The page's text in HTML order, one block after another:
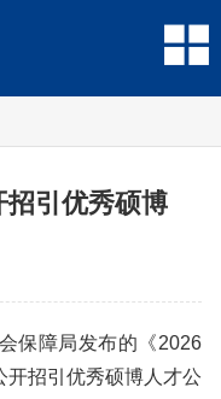
招引优秀硕博
保障局发布的《2026
招引优秀硕博人才公